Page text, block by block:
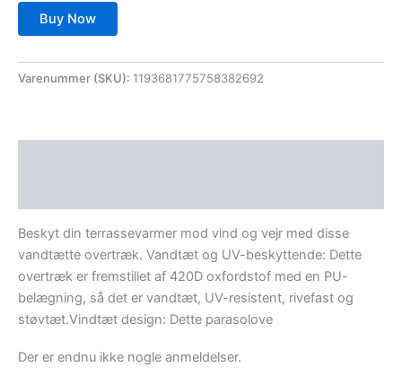
Buy Now
Varenummer (SKU): 1193681775758382692
Beskyt din terrassevarmer mod vind og vejr med disse
vandtætte overtræk. Vandtæt og UV-beskyttende: Dette
overtræk er fremstillet af 420D oxfordstof med en PU-
belægning, så det er vandtæt, UV-resistent, rivefast og
støvtæt.Vindtæt design: Dette parasolove
Der er endnu ikke nogle anmeldelser.